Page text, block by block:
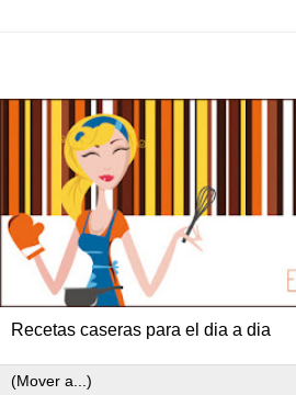
Recetas caseras para el dia a dia